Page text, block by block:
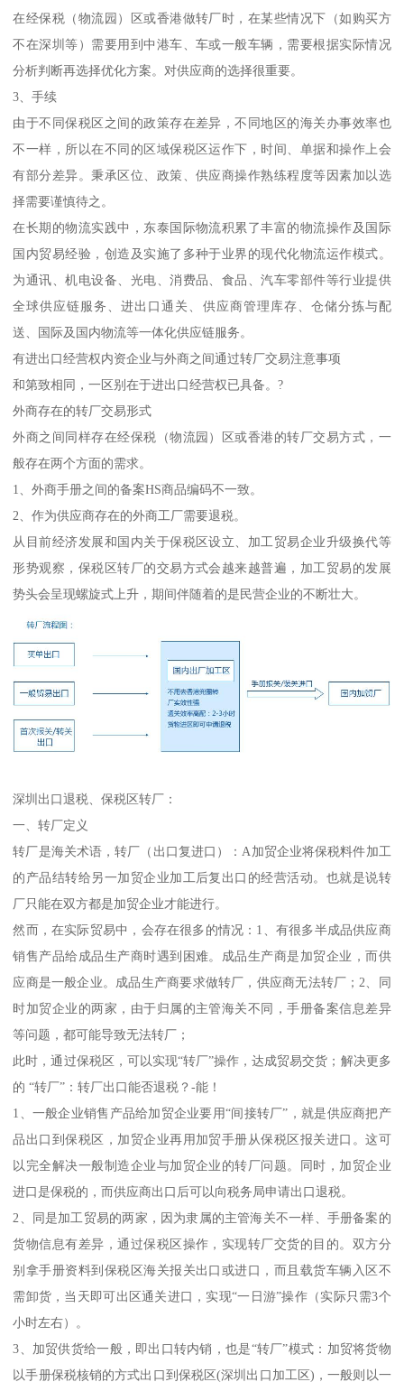
在经保税（物流园）区或香港做转厂时，在某些情况下（如购买方
不在深圳等）需要用到中港车、车或一般车辆，需要根据实际情况
分析判断再选择优化方案。对供应商的选择很重要。
3、手续
由于不同保税区之间的政策存在差异，不同地区的海关办事效率也
不一样，所以在不同的区域保税区运作下，时间、单据和操作上会
有部分差异。秉承区位、政策、供应商操作熟练程度等因素加以选
择需要谨慎待之。
在长期的物流实践中，东泰国际物流积累了丰富的物流操作及国际
国内贸易经验，创造及实施了多种于业界的现代化物流运作模式。
为通讯、机电设备、光电、消费品、食品、汽车零部件等行业提供
全球供应链服务、进出口通关、供应商管理库存、仓储分拣与配
送、国际及国内物流等一体化供应链服务。
有进出口经营权内资企业与外商之间通过转厂交易注意事项
和第致相同，一区别在于进出口经营权已具备。?
外商存在的转厂交易形式
外商之间同样存在经保税（物流园）区或香港的转厂交易方式，一
般存在两个方面的需求。
1、外商手册之间的备案HS商品编码不一致。
2、作为供应商存在的外商工厂需要退税。
从目前经济发展和国内关于保税区设立、加工贸易企业升级换代等
形势观察，保税区转厂的交易方式会越来越普遍，加工贸易的发展
势头会呈现螺旋式上升，期间伴随着的是民营企业的不断壮大。
深圳出口退税、保税区转厂：
一、转厂定义
转厂是海关术语，转厂（出口复进口）：A加贸企业将保税料件加工
的产品结转给另一加贸企业加工后复出口的经营活动。也就是说转
厂只能在双方都是加贸企业才能进行。
然而，在实际贸易中，会存在很多的情况：1、有很多半成品供应商
销售产品给成品生产商时遇到困难。成品生产商是加贸企业，而供
应商是一般企业。成品生产商要求做转厂，供应商无法转厂；2、同
时加贸企业的两家，由于归属的主管海关不同，手册备案信息差异
等问题，都可能导致无法转厂；
此时，通过保税区，可以实现“转厂”操作，达成贸易交货；解决更多
的 “转厂”：转厂出口能否退税？-能！
1、一般企业销售产品给加贸企业要用“间接转厂”，就是供应商把产
品出口到保税区，加贸企业再用加贸手册从保税区报关进口。这可
以完全解决一般制造企业与加贸企业的转厂问题。同时，加贸企业
进口是保税的，而供应商出口后可以向税务局申请出口退税。
2、同是加工贸易的两家，因为隶属的主管海关不一样、手册备案的
货物信息有差异，通过保税区操作，实现转厂交货的目的。双方分
别拿手册资料到保税区海关报关出口或进口，而且载货车辆入区不
需卸货，当天即可出区通关进口，实现“一日游”操作（实际只需3个
小时左右）。
3、加贸供货给一般，即出口转内销，也是“转厂”模式：加贸将货物
以手册保税核销的方式出口到保税区(深圳出口加工区)，一般则以一